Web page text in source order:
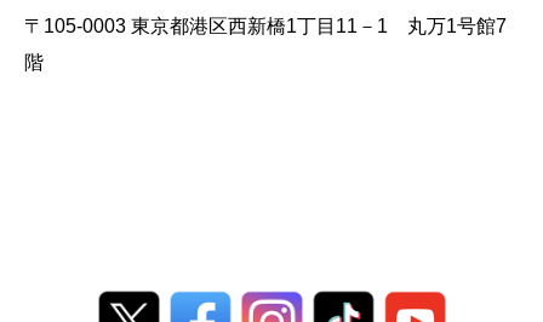
〒105-0003 東京都港区西新橋1丁目11－1 丸万1号館7
階